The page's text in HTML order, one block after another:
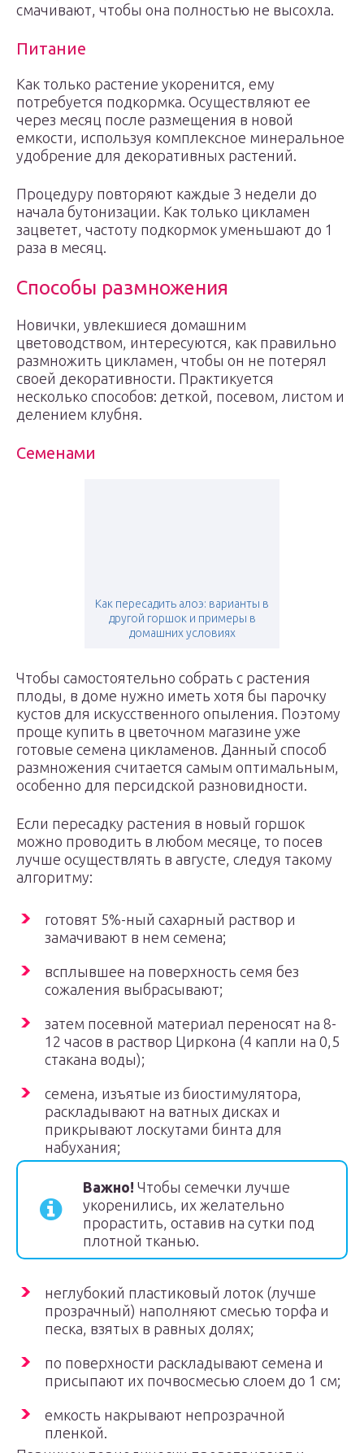
смачивают, чтобы она полностью не высохла.
Питание
Как только растение укоренится, ему
потребуется подкормка. Осуществляют ее
через месяц после размещения в новой
емкости, используя комплексное минеральное
удобрение для декоративных растений.
Процедуру повторяют каждые 3 недели до
начала бутонизации. Как только цикламен
зацветет, частоту подкормок уменьшают до 1
раза в месяц.
Способы размножения
Новички, увлекшиеся домашним
цветоводством, интересуются, как правильно
размножить цикламен, чтобы он не потерял
своей декоративности. Практикуется
несколько способов: деткой, посевом, листом и
делением клубня.
Семенами
Как пересадить алоэ: варианты в
другой горшок и примеры в
домашних условиях
Чтобы самостоятельно собрать с растения
плоды, в доме нужно иметь хотя бы парочку
кустов для искусственного опыления. Поэтому
проще купить в цветочном магазине уже
готовые семена цикламенов. Данный способ
размножения считается самым оптимальным,
особенно для персидской разновидности.
Если пересадку растения в новый горшок
можно проводить в любом месяце, то посев
лучше осуществлять в августе, следуя такому
алгоритму:
готовят 5%-ный сахарный раствор и
замачивают в нем семена;
всплывшее на поверхность семя без
сожаления выбрасывают;
затем посевной материал переносят на 8-
12 часов в раствор Циркона (4 капли на 0,5
стакана воды);
семена, изъятые из биостимулятора,
раскладывают на ватных дисках и
прикрывают лоскутами бинта для
набухания;
Важно! Чтобы семечки лучше
укоренились, их желательно
прорастить, оставив на сутки под
плотной тканью.
неглубокий пластиковый лоток (лучше
прозрачный) наполняют смесью торфа и
песка, взятых в равных долях;
по поверхности раскладывают семена и
присыпают их почвосмесью слоем до 1 см;
емкость накрывают непрозрачной
пленкой.